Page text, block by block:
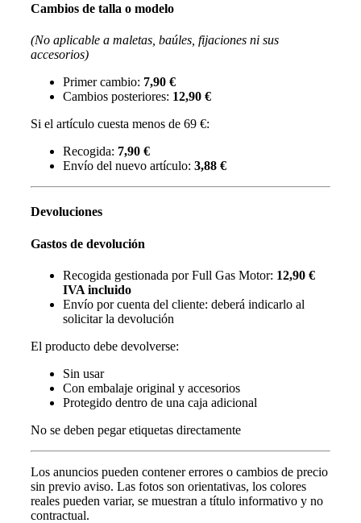
Cambios de talla o modelo
(No aplicable a maletas, baúles, fijaciones ni sus
accesorios)
Primer cambio: 7,90 €
Cambios posteriores: 12,90 €
Si el artículo cuesta menos de 69 €:
Recogida: 7,90 €
Envío del nuevo artículo: 3,88 €
Devoluciones
Gastos de devolución
Recogida gestionada por Full Gas Motor: 12,90 €
IVA incluido
Envío por cuenta del cliente: deberá indicarlo al
solicitar la devolución
El producto debe devolverse:
Sin usar
Con embalaje original y accesorios
Protegido dentro de una caja adicional
No se deben pegar etiquetas directamente
Los anuncios pueden contener errores o cambios de precio
sin previo aviso. Las fotos son orientativas, los colores
reales pueden variar, se muestran a título informativo y no
contractual.